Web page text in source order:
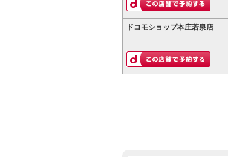
ドコモショップ本庄若泉店